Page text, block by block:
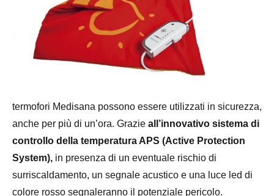
termofori Medisana possono essere utilizzati in sicurezza,
anche per più di un’ora. Grazie all’innovativo sistema di
controllo della temperatura APS (Active Protection
System), in presenza di un eventuale rischio di
surriscaldamento, un segnale acustico e una luce led di
colore rosso segnaleranno il potenziale pericolo.